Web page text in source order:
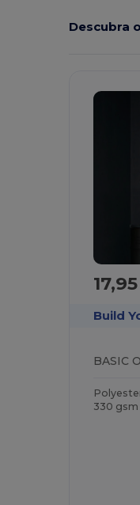
Descubra
Build
BASIC
330 gsm